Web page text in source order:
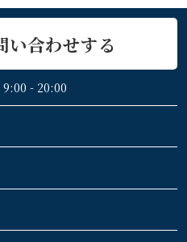
い合わせする
9:00 - 20:00